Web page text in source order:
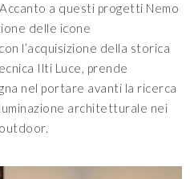
a questi progetti Nemo
delle icone
l’acquisizione della storica
Ilti Luce, prende
nel portare avanti la ricerca
architetturale nei